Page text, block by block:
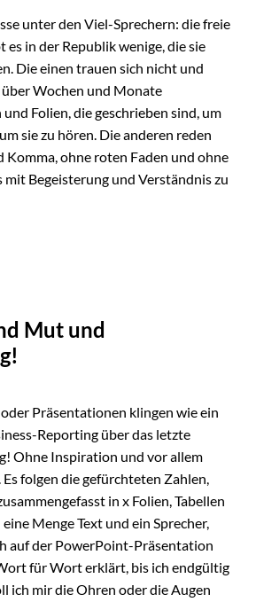
unter den Viel-Sprechern: die freie
es in der Republik wenige, die sie
Die einen trauen sich nicht und
über Wochen und Monate
Folien, die geschrieben sind, um
sie zu hören. Die anderen reden
Komma, ohne roten Faden und ohne
mit Begeisterung und Verständnis zu
Mut und
Präsentationen klingen wie ein
Reporting über das letzte
Ohne Inspiration und vor allem
folgen die gefürchteten Zahlen,
in x Folien, Tabellen
Menge Text und ein Sprecher,
auf der PowerPoint-Präsentation
für Wort erklärt, bis ich endgültig
ich mir die Ohren oder die Augen